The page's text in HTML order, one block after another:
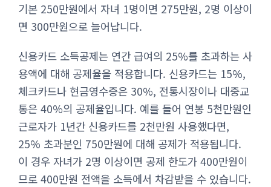
기본 250만원에서 자녀 1명이면 275만원, 2명 이상이
면 300만원으로 늘어납니다.
신용카드 소득공제는 연간 급여의 25%를 초과하는 사
용액에 대해 공제율을 적용합니다. 신용카드는 15%,
체크카드나 현금영수증은 30%, 전통시장이나 대중교
통은 40%의 공제율입니다. 예를 들어 연봉 5천만원인
근로자가 1년간 신용카드를 2천만원 사용했다면,
25% 초과분인 750만원에 대해 공제가 적용됩니다.
이 경우 자녀가 2명 이상이면 공제 한도가 400만원이
므로 400만원 전액을 소득에서 차감받을 수 있습니다.